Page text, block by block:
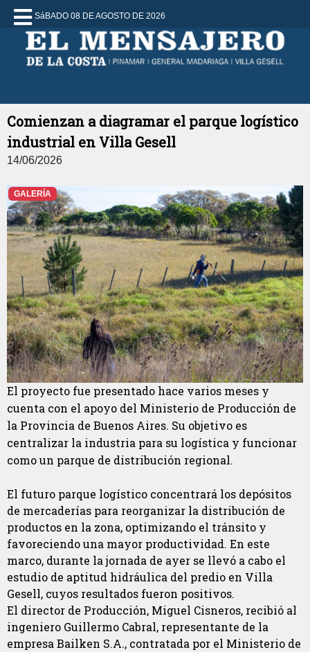
SáBADO 08 DE AGOSTO DE 2026
Comienzan a diagramar el parque logístico
industrial en Villa Gesell
14/06/2026
GALERÍA
El proyecto fue presentado hace varios meses y
cuenta con el apoyo del Ministerio de Producción de
la Provincia de Buenos Aires. Su objetivo es
centralizar la industria para su logística y funcionar
como un parque de distribución regional.
El futuro parque logístico concentrará los depósitos
de mercaderías para reorganizar la distribución de
productos en la zona, optimizando el tránsito y
favoreciendo una mayor productividad. En este
marco, durante la jornada de ayer se llevó a cabo el
estudio de aptitud hidráulica del predio en Villa
Gesell, cuyos resultados fueron positivos.
El director de Producción, Miguel Cisneros, recibió al
ingeniero Guillermo Cabral, representante de la
empresa Bailken S.A., contratada por el Ministerio de